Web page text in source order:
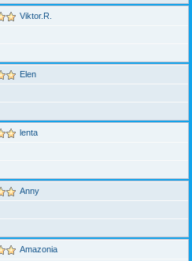
Viktor.R.
Elen
lenta
Anny
Amazonia